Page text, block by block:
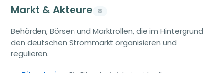
Markt & Akteure 8
Behörden, Börsen und Marktrollen, die im Hintergrund
den deutschen Strommarkt organisieren und
regulieren.